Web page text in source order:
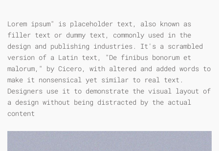
Lorem ipsum" is placeholder text, also known as
filler text or dummy text, commonly used in the
design and publishing industries. It's a scrambled
version of a Latin text, "De finibus bonorum et
malorum," by Cicero, with altered and added words to
make it nonsensical yet similar to real text.
Designers use it to demonstrate the visual layout of
a design without being distracted by the actual
content